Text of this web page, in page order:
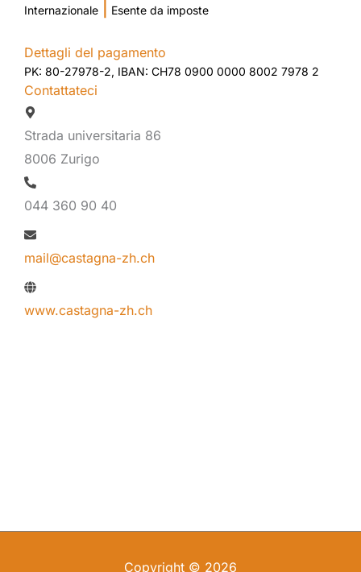
Internazionale Esente da imposte
Dettagli del pagamento
PK: 80-27978-2, IBAN: CH78 0900 0000 8002 7978 2
Contattateci
Strada universitaria 86
8006 Zurigo
044 360 90 40
mail@castagna-zh.ch
www.castagna-zh.ch
Copyright © 2026